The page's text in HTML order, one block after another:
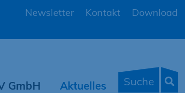
Newsletter Kontakt Download
GmbH Aktuelles Suche